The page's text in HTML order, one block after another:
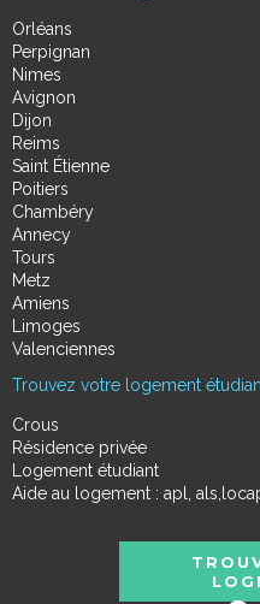
Orléans
Perpignan
Nimes
Avignon
Dijon
Reims
Saint Étienne
Poitiers
Chambéry
Annecy
Tours
Metz
Amiens
Limoges
Valenciennes
Trouvez votre logement
Crous
Résidence privée
Logement étudiant
Aide au logement : apl,